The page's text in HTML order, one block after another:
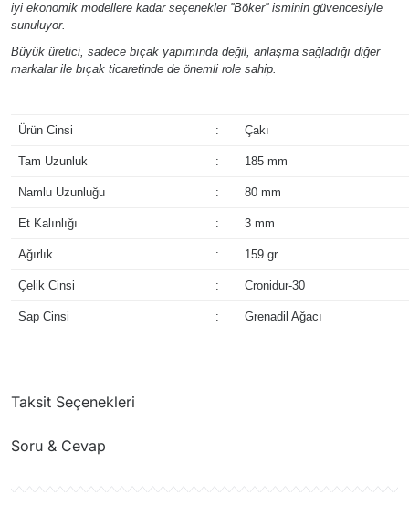
iyi ekonomik modellere kadar seçenekler ''Böker'' isminin güvencesiyle
sunuluyor.
Büyük üretici, sadece bıçak yapımında değil, anlaşma sağladığı diğer
markalar ile bıçak ticaretinde de önemli role sahip.
Ürün Cinsi : Çakı
Tam Uzunluk : 185 mm
Namlu Uzunluğu : 80 mm
Et Kalınlığı : 3 mm
Ağırlık : 159 gr
Çelik Cinsi : Cronidur-30
Sap Cinsi : Grenadil Ağacı
Taksit Seçenekleri
Soru & Cevap